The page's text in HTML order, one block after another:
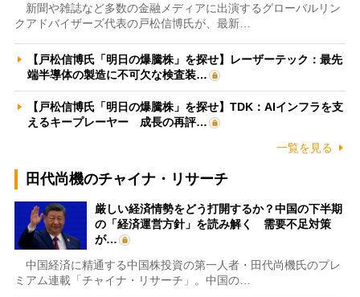
新聞や雑誌など多数の金融メディアに出演するグローバルリン
クアドバイザーズ代表の戸松信博氏が、最新…
【戸松信博氏「明日の爆騰株」を探せ】レーザーテック：最先
端半導体の製造に不可欠な検査装…
【戸松信博氏「明日の爆騰株」を探せ】TDK：AIインフラを支
えるキープレーヤー 成長の再評…
一覧を見る
田代尚機のチャイナ・リサーチ
厳しい経済情勢をどう打開するか？中国の下半期
の「経済運営方針」を読み解く 需要不足対策
が…
中国経済に精通する中国株投資の第一人者・田代尚機氏のプレ
ミアム連載「チャイナ・リサーチ」。中国の…